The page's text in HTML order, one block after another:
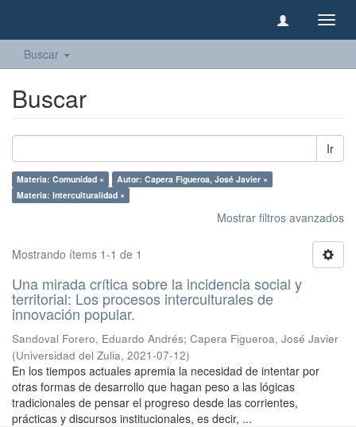
Buscar
Buscar
Ir
Materia: Comunidad ×
Autor: Capera Figueroa, José Javier ×
Materia: Interculturalidad ×
Mostrar filtros avanzados
Mostrando ítems 1-1 de 1
Una mirada crítica sobre la incidencia social y
territorial: Los procesos interculturales de
innovación popular.
Sandoval Forero, Eduardo Andrés; Capera Figueroa, José Javier
(Universidad del Zulia, 2021-07-12)
En los tiempos actuales apremia la necesidad de intentar por
otras formas de desarrollo que hagan peso a las lógicas
tradicionales de pensar el progreso desde las corrientes,
prácticas y discursos institucionales, es decir, ...